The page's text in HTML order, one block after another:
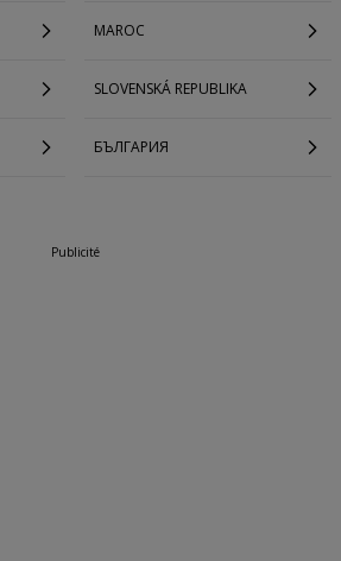
MAROC
SLOVENSKÁ REPUBLIKA
БЪЛГАРИЯ
Publicité